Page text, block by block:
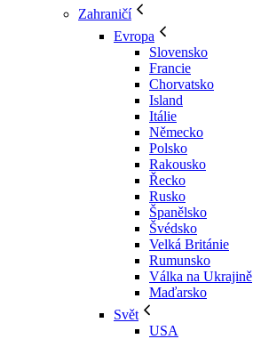
Zahraničí
Evropa
Slovensko
Francie
Chorvatsko
Island
Itálie
Německo
Polsko
Rakousko
Řecko
Rusko
Španělsko
Švédsko
Velká Británie
Rumunsko
Válka na Ukrajině
Maďarsko
Svět
USA